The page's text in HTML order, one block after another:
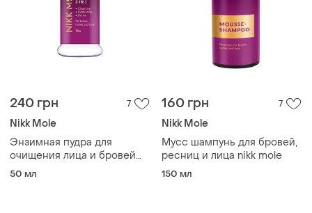
240 грн 7
Nikk Mole
Энзимная пудра для
очищения лица и бровей
nikk mole 50 г
50 мл
160 грн 7
Nikk Mole
Мусс шампунь для бровей,
ресниц и лица nikk mole
150 мл